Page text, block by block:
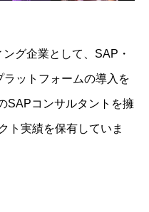
グ企業として、SAP・
ットフォームの導入を
SAPコンサルタントを擁
ト実績を保有していま